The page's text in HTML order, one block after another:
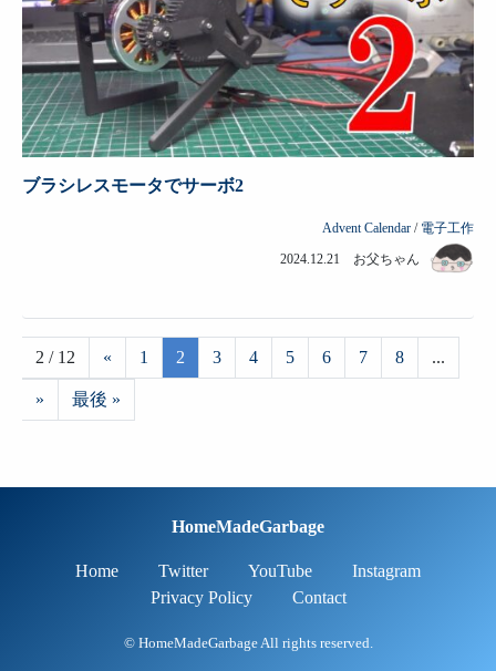
ブラシレスモータでサーボ2
Advent Calendar / 電子工作
2024.12.21 お父ちゃん
2 / 12 « 1 2 3 4 5 6 7 8 ...
» 最後 »
HomeMadeGarbage
Home Twitter YouTube
Instagram
Privacy Policy
Contact
© HomeMadeGarbage All rights reserved.